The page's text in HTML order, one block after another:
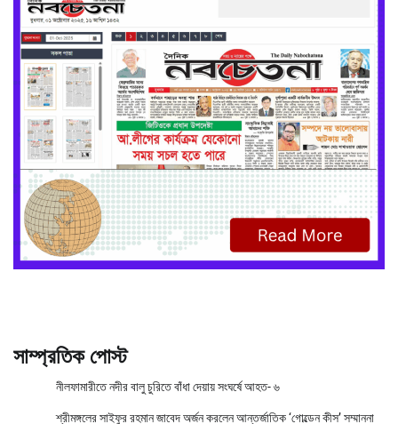
সাম্প্রতিক পোস্ট
নীলফামারীতে নদীর বালু চুরিতে বাঁধা দেয়ায় সংঘর্ষে আহত- ৬
শ্রীমঙ্গলের সাইফুর রহমান জাবেদ অর্জন করলেন আন্তর্জাতিক ‘গোল্ডেন কীস’ সম্মাননা